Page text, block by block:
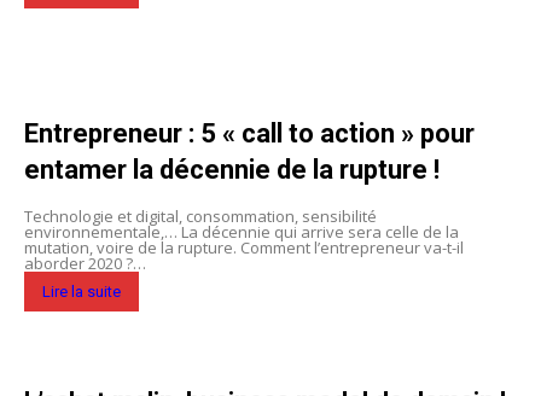
Entrepreneur : 5 « call to action » pour
entamer la décennie de la rupture !
Technologie et digital, consommation, sensibilité
environnementale,… La décennie qui arrive sera celle de la
mutation, voire de la rupture. Comment l’entrepreneur va-t-il
aborder 2020 ?…
Lire la suite